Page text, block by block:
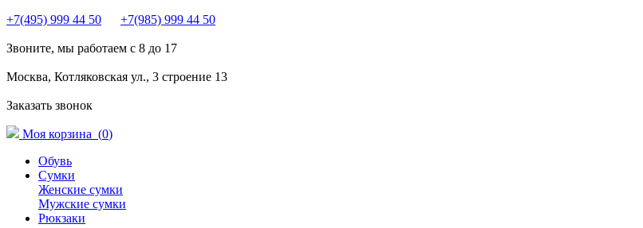
+7(495) 999 44 50 +7(985) 999 44 50
Звоните, мы работаем с 8 до 17
Москва, Котляковская ул., 3 строение 13
Заказать звонок
Моя корзина (0)
Обувь
Сумки
Женские сумки
Мужские сумки
Рюкзаки